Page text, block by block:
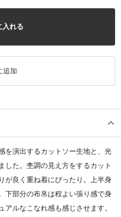
入れる
追加
を演出するカットソー生地と、光
した。杢調の見え方をするカット
が良く重ね着にぴったり。上半身
下部分の布帛は程よい張り感で身
ルなこなれ感も感じさせます。